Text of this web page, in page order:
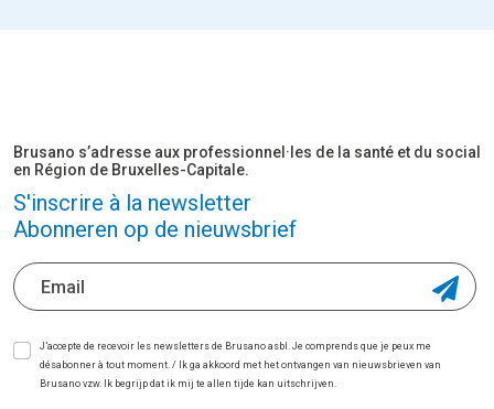
Brusano s’adresse aux professionnel·les de la santé et du social
en Région de Bruxelles-Capitale.
S'inscrire à la newsletter
Abonneren op de nieuwsbrief
J’accepte de recevoir les newsletters de Brusano asbl. Je comprends que je peux me
désabonner à tout moment. / Ik ga akkoord met het ontvangen van nieuwsbrieven van
Brusano vzw. Ik begrijp dat ik mij te allen tijde kan uitschrijven.